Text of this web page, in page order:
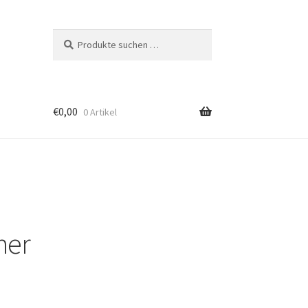
nach:
€0,00 0 Artikel